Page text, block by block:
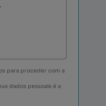
para proceder com a
dados pessoais é a